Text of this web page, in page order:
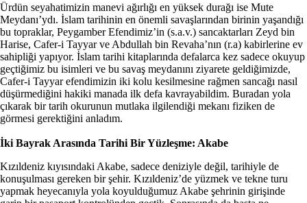
Ürdün seyahatimizin manevi ağırlığı en yüksek durağı ise Mute
Meydanı’ydı. İslam tarihinin en önemli savaşlarından birinin yaşandığı
bu topraklar, Peygamber Efendimiz’in (s.a.v.) sancaktarları Zeyd bin
Harise, Cafer-i Tayyar ve Abdullah bin Revaha’nın (r.a) kabirlerine ev
sahipliği yapıyor. İslam tarihi kitaplarında defalarca kez sadece okuyup
geçtiğimiz bu isimleri ve bu savaş meydanını ziyarete geldiğimizde,
Cafer-i Tayyar efendimizin iki kolu kesilmesine rağmen sancağı nasıl
düşürmediğini hakiki manada ilk defa kavrayabildim. Buradan yola
çıkarak bir tarih okurunun mutlaka ilgilendiği mekanı fiziken de
görmesi gerektiğini anladım.
İki Bayrak Arasında Tarihi Bir Yüzleşme: Akabe
Kızıldeniz kıyısındaki Akabe, sadece deniziyle değil, tarihiyle de
konuşulması gereken bir şehir. Kızıldeniz’de yüzmek ve tekne turu
yapmak heyecanıyla yola koyulduğumuz Akabe şehrinin girişinde